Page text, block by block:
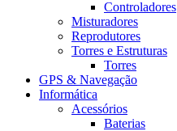
Controladores
Misturadores
Reprodutores
Torres e Estruturas
Torres
GPS & Navegação
Informática
Acessórios
Baterias